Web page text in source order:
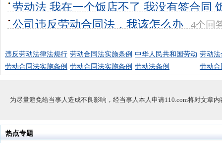
偿，怎么办？ 1个回答 0
劳动法 我在一个饭店不了 我没有签合同
怎么办 5个回答 0
公司违反劳动合同法，我该怎么办 4个回
违反劳动法律法规行 劳动合同法实施条例 中华人民共和国劳动 劳动
劳动合同法实施条例 劳动合同法实施条例 劳动法条例 劳动
为尽量避免给当事人造成不良影响，经当事人本人申请110.com将对文章
热点专题